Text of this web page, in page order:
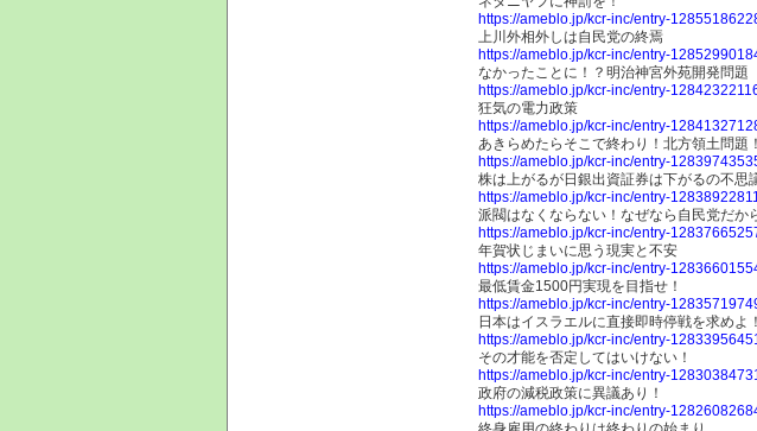
https://ameblo.jp/kcr-inc/entry-
上川外相外しは自民党の終焉
https://ameblo.jp/kcr-inc/entry-
なかったことに！？明治神宮外苑開発問題
https://ameblo.jp/kcr-inc/entry-
狂気の電力政策
https://ameblo.jp/kcr-inc/entry-
あきらめたらそこで終わり！北方領土問題！
https://ameblo.jp/kcr-inc/entry-
株は上がるが日銀出資証券は下がるの不思
https://ameblo.jp/kcr-inc/entry-
派閥はなくならない！なぜなら自民党だか
https://ameblo.jp/kcr-inc/entry-
年賀状じまいに思う現実と不安
https://ameblo.jp/kcr-inc/entry-
最低賃金1500円実現を目指せ！
https://ameblo.jp/kcr-inc/entry-
日本はイスラエルに直接即時停戦を求めよ！
https://ameblo.jp/kcr-inc/entry-
その才能を否定してはいけない！
https://ameblo.jp/kcr-inc/entry-
政府の減税政策に異議あり！
https://ameblo.jp/kcr-inc/entry-